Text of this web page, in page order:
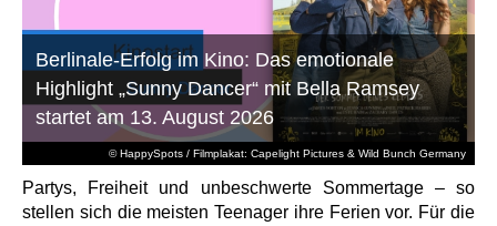
© HappySpots / Filmplakat: Capelight Pictures & Wild Bunch Germany
Berlinale-Erfolg im Kino: Das emotionale
Highlight „Sunny Dancer“ mit Bella Ramsey
startet am 13. August 2026
Partys, Freiheit und unbeschwerte Sommertage – so
stellen sich die meisten Teenager ihre Ferien vor. Für die